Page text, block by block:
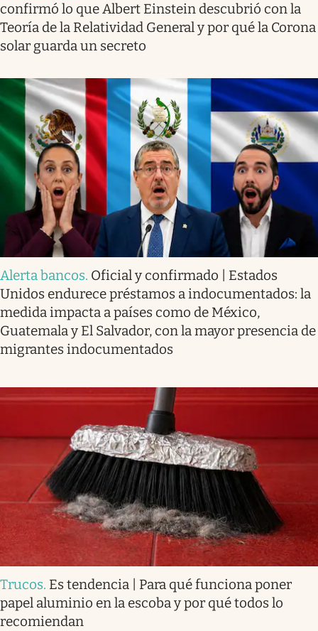
confirmó lo que Albert Einstein descubrió con la
Teoría de la Relatividad General y por qué la Corona
solar guarda un secreto
Alerta bancos. Oficial y confirmado | Estados
Unidos endurece préstamos a indocumentados: la
medida impacta a países como de México,
Guatemala y El Salvador, con la mayor presencia de
migrantes indocumentados
Trucos. Es tendencia | Para qué funciona poner
papel aluminio en la escoba y por qué todos lo
recomiendan